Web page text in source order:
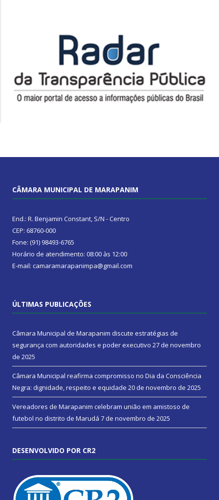
CÂMARA MUNICIPAL DE MARAPANIM
End.: R. Benjamin Constant, S/N - Centro
CEP: 68760-000
Fone: (91) 98493-6765
Horário de atendimento: 08:00 às 12:00
E-mail: camaramarapanimpa@gmail.com
ÚLTIMAS PUBLICAÇÕES
Câmara Municipal de Marapanim discute estratégias de
segurança com autoridades e poder executivo 27 de novembro
de 2025
Câmara Municipal reafirma compromisso no Dia da Consciência
Negra: dignidade, respeito e equidade 20 de novembro de 2025
Vereadores de Marapanim celebram união em amistoso de
futebol no distrito de Marudá 7 de novembro de 2025
DESENVOLVIDO POR CR2